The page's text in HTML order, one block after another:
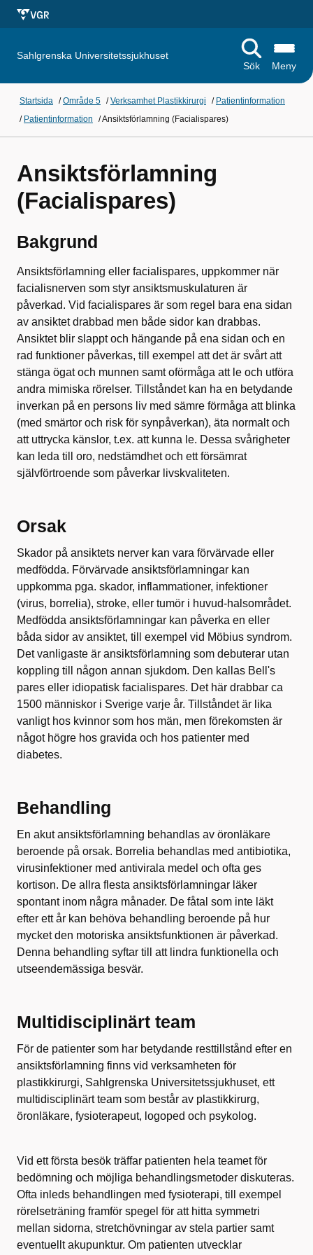
Sahlgrenska Universitetssjukhuset
Sök
Meny
Startsida /Område 5 /Verksamhet Plastikkirurgi / Patientinformation
/ Patientinformation /Ansiktsförlamning (Facialispares)
Ansiktsförlamning
(Facialispares)
Bakgrund
Ansiktsförlamning eller facialispares, uppkommer när
facialisnerven som styr ansiktsmuskulaturen är
påverkad. Vid facialispares är som regel bara ena sidan
av ansiktet drabbad men både sidor kan drabbas.
Ansiktet blir slappt och hängande på ena sidan och en
rad funktioner påverkas, till exempel att det är svårt att
stänga ögat och munnen samt oförmåga att le och utföra
andra mimiska rörelser. Tillståndet kan ha en betydande
inverkan på en persons liv med sämre förmåga att blinka
(med smärtor och risk för synpåverkan), äta normalt och
att uttrycka känslor, t.ex. att kunna le. Dessa svårigheter
kan leda till oro, nedstämdhet och ett försämrat
självförtroende som påverkar livskvaliteten.
Orsak
Skador på ansiktets nerver kan vara förvärvade eller
medfödda. Förvärvade ansiktsförlamningar kan
uppkomma pga. skador, inflammationer, infektioner
(virus, borrelia), stroke, eller tumör i huvud-halsområdet.
Medfödda ansiktsförlamningar kan påverka en eller
båda sidor av ansiktet, till exempel vid Möbius syndrom.
Det vanligaste är ansiktsförlamning som debuterar utan
koppling till någon annan sjukdom. Den kallas Bell's
pares eller idiopatisk facialispares. Det här drabbar ca
1500 människor i Sverige varje år. Tillståndet är lika
vanligt hos kvinnor som hos män, men förekomsten är
något högre hos gravida och hos patienter med
diabetes.
Behandling
En akut ansiktsförlamning behandlas av öronläkare
beroende på orsak. Borrelia behandlas med antibiotika,
virusinfektioner med antivirala medel och ofta ges
kortison. De allra flesta ansiktsförlamningar läker
spontant inom några månader. De fåtal som inte läkt
efter ett år kan behöva behandling beroende på hur
mycket den motoriska ansiktsfunktionen är påverkad.
Denna behandling syftar till att lindra funktionella och
utseendemässiga besvär.
Multidisciplinärt team
För de patienter som har betydande resttillstånd efter en
ansiktsförlamning finns vid verksamheten för
plastikkirurgi, Sahlgrenska Universitetssjukhuset, ett
multidisciplinärt team som består av plastikkirurg,
öronläkare, fysioterapeut, logoped och psykolog.
Vid ett första besök träffar patienten hela teamet för
bedömning och möjliga behandlingsmetoder diskuteras.
Ofta inleds behandlingen med fysioterapi, till exempel
rörelseträning framför spegel för att hitta symmetri
mellan sidorna, stretchövningar av stela partier samt
eventuellt akupunktur. Om patienten utvecklar